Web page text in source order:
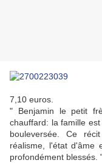
7,10 euros.
" Benjamin le petit
chauffard: la famille
bouleversée. Ce
réalisme, l'état d'âme
profondément blessés.